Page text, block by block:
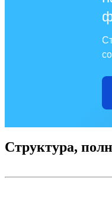
Структура,